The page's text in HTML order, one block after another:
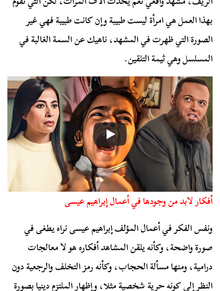
بهذا العمل هي امرأة ليست طبيبة وإن كانت طبيبة فهي غير
الصورة التي ظهرت في المشهد، ناهيك عن السمة الغالبة في
المسلسل وهي ثيمة التلقين.
أفكار لابد من وجودها في أعمال إبراهيم عيسى
ونفس الفكر في أعمال المؤلف إبراهيم عيسى نراه يطغى في
صورة واضحة، وكأنه يلقن المشاهد أفكاره هو لا معالجات
درامية، ومنها مسألة الحجاب، وكأنه رمز التخلف والرجعية دون
النظر إلى كونه حرية شخصية مثلا، وإظهار الملتزم دينيا بصورة